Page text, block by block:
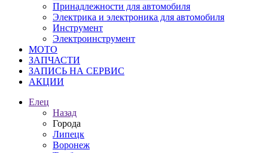
Принадлежности для автомобиля
Электрика и электроника для автомобиля
Инструмент
Электроинструмент
МОТО
ЗАПЧАСТИ
ЗАПИСЬ НА СЕРВИС
АКЦИИ
Елец
Назад
Города
Липецк
Воронеж